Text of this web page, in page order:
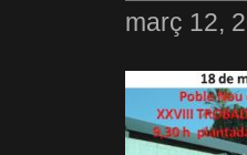
març 12,